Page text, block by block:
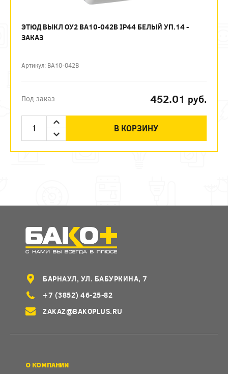
ЭТЮД ВЫКЛ ОУ2 ВА10-042B IP44 БЕЛЫЙ УП.14 -
ЗАКАЗ
Артикул: BA10-042B
Под заказ 452.01 руб.
В КОРЗИНУ
БАРНАУЛ, УЛ. БАБУРКИНА, 7
+7 (3852) 46-25-82
ZAKAZ@BAKOPLUS.RU
О КОМПАНИИ